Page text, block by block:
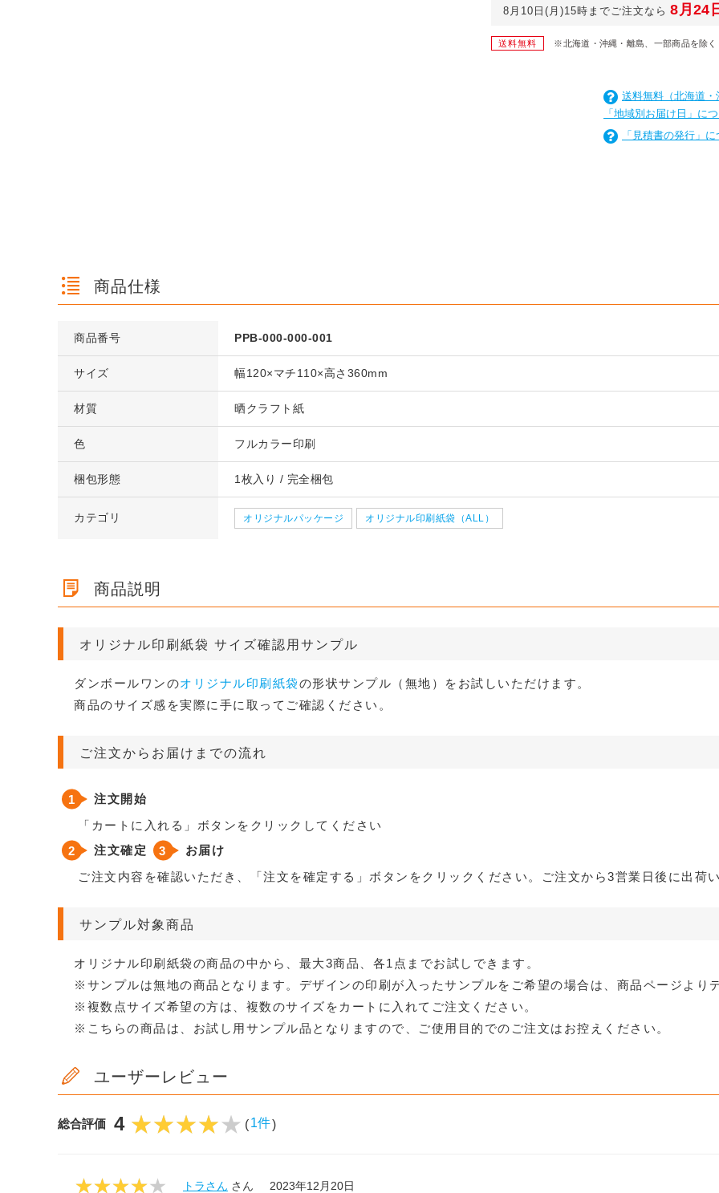
8月10日(月)15時までご注文なら 8月24
送料無料 ※北海道・沖縄・離島、一部商品を除く
送料無料（北海道・
「地域別お届け日」に
「見積書の発行」に
クッション封筒（DVDサイ
ズ）
1枚 16.4円～
【広告入】宅配50サイズ 段ボ
ール箱
1枚 20.8円～
詳しくみる
クッション封筒（ネコポス最
1枚 21.1円～
【広告入】
1枚 133.7円～
【広告入】宅配60サイズ 段ボ
ール箱
1枚 25.7円～
【広告入】宅配120サイズ 段
ボール箱（高さ3段階変更可
能）※キャンペーン価格※
1枚 133.7円～
【宅配80サイズ】定番段ボー
1枚 71.9円～
【広告入】
能）※キャ
1枚 289.5円～
クッション封筒（DVDサイ
ズ）
【広告入】宅配50サイズ 段ボ
ール箱
クッション封筒（ネコポス最
【広告入】
商品仕様
商品番号 PPB-000-000-001
サイズ 幅120×マチ110×高さ360mm
材質 晒クラフト紙
色 フルカラー印刷
梱包形態 1枚入り / 完全梱包
カテゴリ オリジナルパッケージ オリジナル印刷紙袋（ALL）
商品説明
オリジナル印刷紙袋 サイズ確認用サンプル
ダンボールワンのオリジナル印刷紙袋の形状サンプル（無地）をお試しいただけます。
商品のサイズ感を実際に手に取ってご確認ください。
ご注文からお届けまでの流れ
注文開始
「カートに入れる」ボタンをクリックしてください
注文確定
お届け
ご注文内容を確認いただき、「注文を確定する」ボタンをクリックください。ご注文から3営業日後に出荷い
サンプル対象商品
オリジナル印刷紙袋の商品の中から、最大3商品、各1点までお試しできます。
※サンプルは無地の商品となります。デザインの印刷が入ったサンプルをご希望の場合は、商品ページより
※複数点サイズ希望の方は、複数のサイズをカートに入れてご注文ください。
※こちらの商品は、お試し用サンプル品となりますので、ご使用目的でのご注文はお控えください。
ユーザーレビュー
総合評価 4 (1件)
トラさん さん 2023年12月20日